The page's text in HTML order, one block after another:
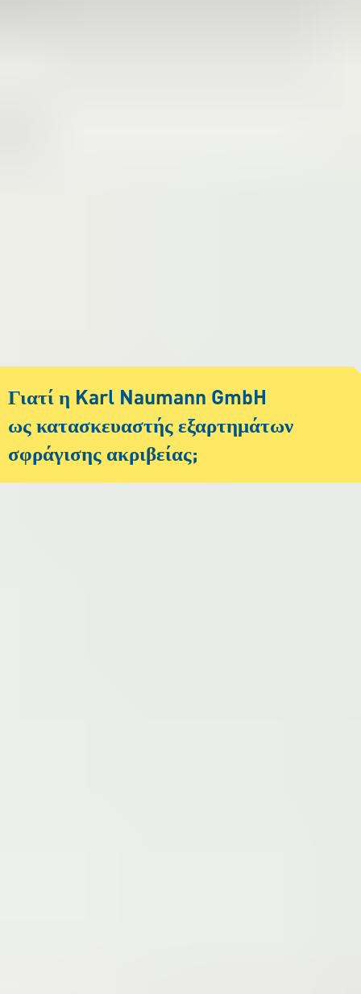
Γιατί η Karl Naumann GmbH
ως κατασκευαστής εξαρτημάτων
σφράγισης ακριβείας;